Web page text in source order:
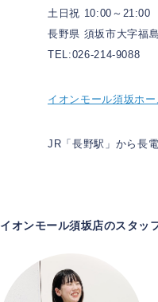
土日祝 10:00～21:00
長野県 須坂市大字福
TEL:026-214-9088
イオンモール須坂ホー
JR「長野駅」から長
イオンモール須坂店のスタッ